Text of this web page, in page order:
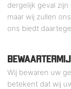
dergelijk geval
maar wij zullen
ons biedt
Wij bewaren uw
betekent dat wij